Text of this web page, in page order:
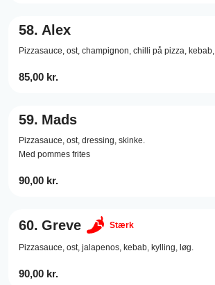
58. Alex
Pizzasauce, ost, champignon, chilli på pizza, kebab,
85,00 kr.
59. Mads
Pizzasauce, ost, dressing, skinke.
Med pommes frites
90,00 kr.
60. Greve Stærk
Pizzasauce, ost, jalapenos, kebab, kylling, løg.
90,00 kr.